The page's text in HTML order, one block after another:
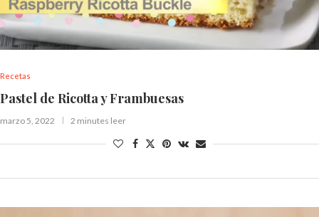
Recetas
Pastel de Ricotta y Frambuesas
marzo 5, 2022 2 minutes leer